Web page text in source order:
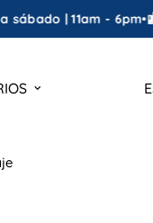
11am - 6pm•🏬